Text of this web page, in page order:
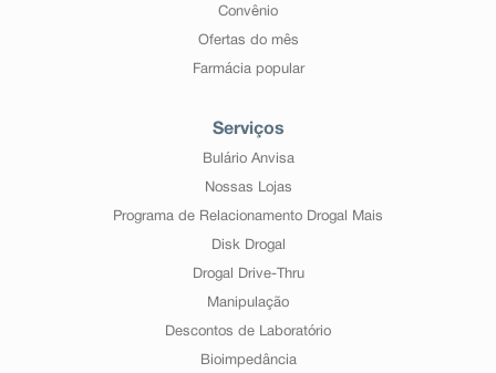
Convênio
Ofertas do mês
Farmácia popular
Serviços
Bulário Anvisa
Nossas Lojas
Programa de Relacionamento Drogal Mais
Disk Drogal
Drogal Drive-Thru
Manipulação
Descontos de Laboratório
Bioimpedância